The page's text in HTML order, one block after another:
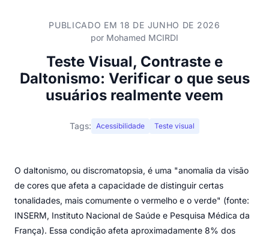
PUBLICADO EM 18 DE JUNHO DE 2026
por Mohamed MCIRDI
Teste Visual, Contraste e
Daltonismo: Verificar o que seus
usuários realmente veem
Tags: Acessibilidade Teste visual
O daltonismo, ou discromatopsia, é uma "anomalia da visão
de cores que afeta a capacidade de distinguir certas
tonalidades, mais comumente o vermelho e o verde" (fonte:
INSERM, Instituto Nacional de Saúde e Pesquisa Médica da
França). Essa condição afeta aproximadamente 8% dos